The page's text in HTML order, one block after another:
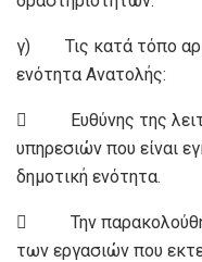
γ) Τις κατά τόπο
ενότητα Ανατολής:
 Ευθύνης της
υπηρεσιών που είναι
δημοτική ενότητα.
 Την
των εργασιών που